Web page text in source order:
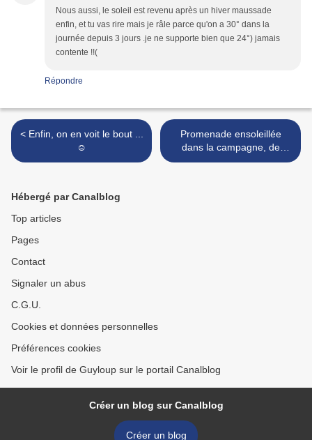
Nous aussi, le soleil est revenu après un hiver maussade
enfin, et tu vas rire mais je râle parce qu'on a 30° dans la
journée depuis 3 jours .je ne supporte bien que 24°) jamais
contente !!(
Répondre
< Enfin, on en voit le bout ...
☺
Promenade ensoleillée
dans la campagne, de
Magog à Stanstead - Sunny
Hébergé par Canalblog
Top articles
Pages
Contact
Signaler un abus
C.G.U.
Cookies et données personnelles
Préférences cookies
Voir le profil de Guyloup sur le portail Canalblog
Créer un blog sur Canalblog
Créer un blog